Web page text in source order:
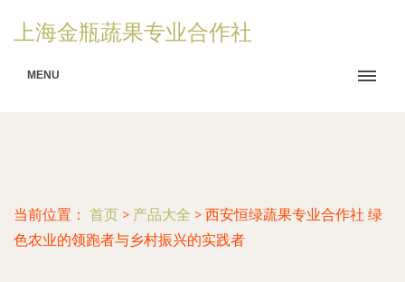
上海金瓶蔬果专业合作社
MENU
当前位置： 首页 > 产品大全 > 西安恒绿蔬果专业合作社 绿
色农业的领跑者与乡村振兴的实践者